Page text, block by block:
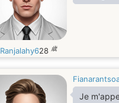
Ranjalahy628 歳
Je